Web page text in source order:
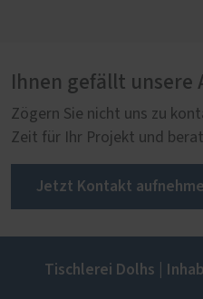
Ihnen gefällt unsere
Zögern Sie nicht uns zu
Zeit für Ihr Projekt und
Jetzt Kontakt
Tischlerei Dolhs |